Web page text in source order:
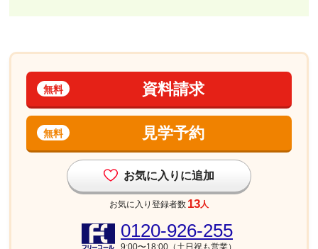
資料請求
無料
見学予約
無料
お気に入りに追加
お気に入り登録者数 13 人
0120-926-255
9:00〜18:00（土日祝も営業）